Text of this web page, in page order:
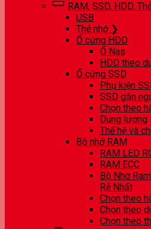
RAM, SSD, HDD,
USB
Thẻ nhớ ❯
Ổ cứng HDD
Ổ Nas
HDD theo
Ổ cứng SSD
Phụ kiện
SSD gắn
Chọn theo
Dung lượng
Thế hệ và
Bộ nhớ RAM
RAM LED
RAM ECC
Bộ Nhớ
Rẻ Nhất
Chọn theo
Chọn theo
Chọn theo